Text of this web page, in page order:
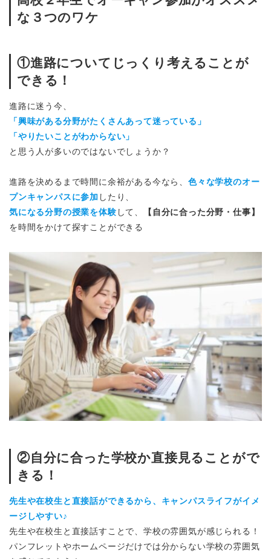
な３つのワケ
①進路についてじっくり考えることが
できる！
進路に迷う今、
「興味がある分野がたくさんあって迷っている」
「やりたいことがわからない」
と思う人が多いのではないでしょうか？
進路を決めるまで時間に余裕がある今なら、色々な学校のオー
プンキャンパスに参加 したり、
気になる分野の授業を体験 して、
【自分に合った分野・仕事】
を時間をかけて探すことができる
②自分に合った学校か直接見ることがで
きる！
先生や在校生と直接話ができるから、キャンパスライフがイメ
ージしやすい♪
先生や在校生と直接話すことで、学校の雰囲気が感じられる！
パンフレットやホームページだけでは分からない学校の雰囲気